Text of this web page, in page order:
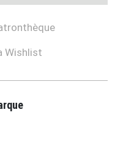
Wishlist